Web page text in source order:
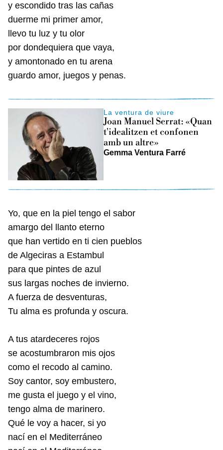
y escondido tras las cañas
duerme mi primer amor,
llevo tu luz y tu olor
por dondequiera que vaya,
y amontonado en tu arena
guardo amor, juegos y penas.
La ventura de viure
Joan Manuel Serrat: «Quan
t'idealitzen et confonen
amb un altre»
Gemma Ventura Farré
Yo, que en la piel tengo el sabor
amargo del llanto eterno
que han vertido en ti cien pueblos
de Algeciras a Estambul
para que pintes de azul
sus largas noches de invierno.
A fuerza de desventuras,
Tu alma es profunda y oscura.
A tus atardeceres rojos
se acostumbraron mis ojos
como el recodo al camino.
Soy cantor, soy embustero,
me gusta el juego y el vino,
tengo alma de marinero.
Qué le voy a hacer, si yo
nací en el Mediterráneo